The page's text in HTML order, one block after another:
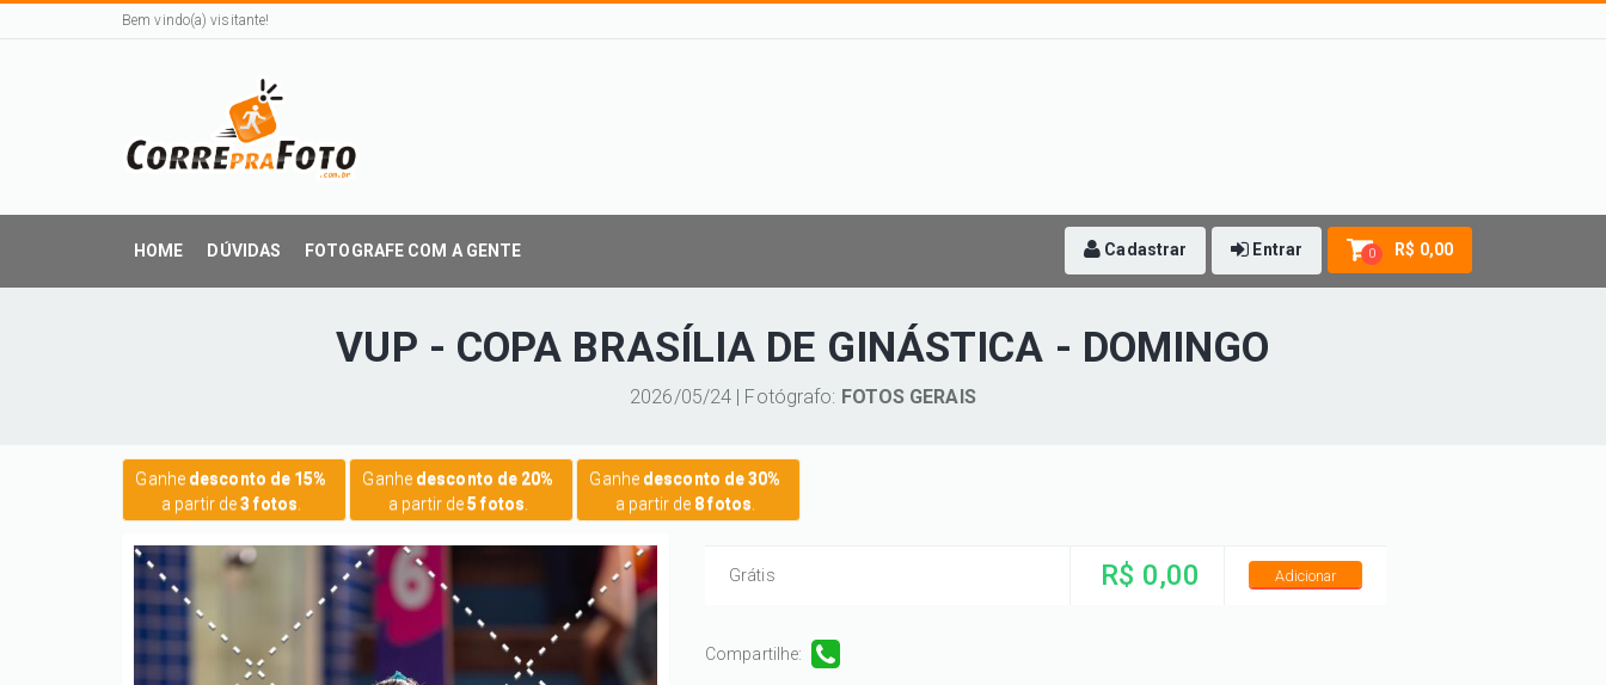
Bem vindo(a) visitante!
HOME DÚVIDAS FOTOGRAFE COM A GENTE Cadastrar Entrar 0 R$ 0,00
VUP - COPA BRASÍLIA DE GINÁSTICA - DOMINGO
2026/05/24 | Fotógrafo: FOTOS GERAIS
Ganhe desconto de 15%
a partir de3 fotos
Ganhe desconto de 20%
a partir de5 fotos
Ganhe desconto de 30%
a partir de 8 fotos
Grátis R$ 0,00 Adicionar
Compartilhe: